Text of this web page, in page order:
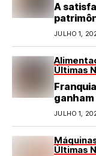
A
JULHO 1,
Últimas
ganham
JULHO 1,
Últimas